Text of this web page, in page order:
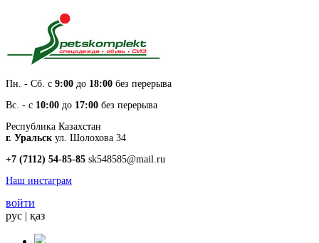
Пн. - Cб. с 9:00 до 18:00 без перерыва
Вс. - с 10:00 до 17:00 без перерыва
Республика Казахстан
г. Уральск ул. Шолохова 34
+7 (7112) 54-85-85 sk548585@mail.ru
Наш инстаграм
войти
рус | қаз